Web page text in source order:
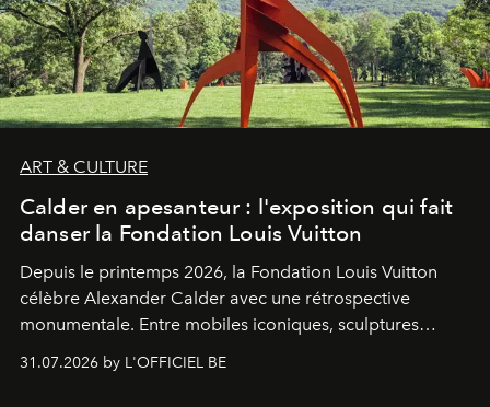
ART & CULTURE
Calder en apesanteur : l'exposition qui fait
danser la Fondation Louis Vuitton
Depuis le printemps 2026, la Fondation Louis Vuitton
célèbre Alexander Calder avec une rétrospective
monumentale. Entre mobiles iconiques, sculptures
monumentales et poésie du mouvement, l'artiste
américain investit les espaces imaginés par Frank Gehry
31.07.2026 by L'OFFICIEL BE